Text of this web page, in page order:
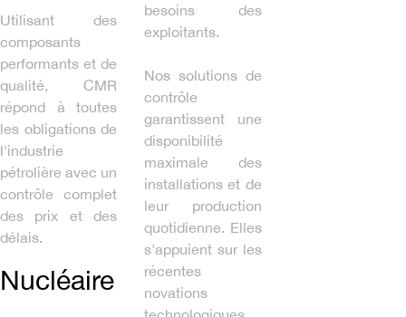
Utilisant des
composants
performants et de
qualité, CMR
répond à toutes
les obligations de
l'industrie
pétrolière avec un
contrôle complet
des prix et des
délais.
Nucléaire
besoins des
exploitants.
Nos solutions de
contrôle
garantissent une
disponibilité
maximale des
installations et de
leur production
quotidienne. Elles
s'appuient sur les
récentes
novations